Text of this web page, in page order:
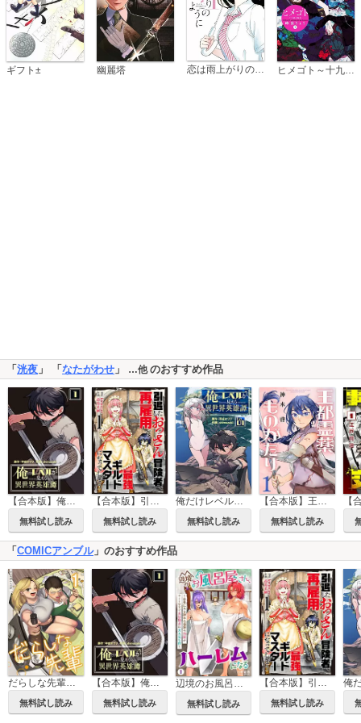
ギフト± 幽麗塔 恋は雨上がりのように
「洸夜 」 「なたがわせ 」 …他のおすすめ作品
無料試し読み 無料試し読み 無料試し読み 無料試し読み
「COMICアンブル」のおすすめ作品
だらしな先輩【単行本版】
無料試し読み
【合本版】俺だけレベルが見える異世界英雄譚
無料試し読み
辺境のお風呂屋さん、ハーレムになる～山奥にある寂れた温泉の効能がチートすぎて女冒険者に大人気な件～
無料試し読み
【合本版】引退したおっさん冒険者、再雇用で最強ギルドマスターになってしまう
無料試し読み